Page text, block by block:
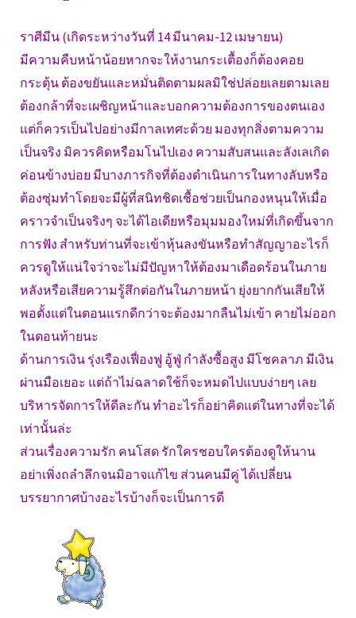
ราศีมีน (เกิดระหว่างวันที่ 14 มีนาคม-12 เมษายน)
มีความคืบหน้าน้อยหากจะให้งานกระเตื้องก็ต้องคอย
กระตุ้น ต้องขยันและหมั่นติดตามผลมิใช่ปล่อยเลยตามเลย
ต้องกล้าที่จะเผชิญหน้าและบอกความต้องการของตนเอง
แต่ก็ควรเป็นไปอย่างมีกาลเทศะด้วย มองทุกสิ่งตามความ
เป็นจริง มิควรคิดหรือมโนไปเอง ความสับสนและลังเลเกิด
ค่อนข้างบ่อย มีบางภารกิจที่ต้องดำเนินการในทางลับหรือ
ต้องซุ่มทำโดยจะมีผู้ที่สนิทชิดเชื้อช่วยเป็นกองหนุนให้เมื่อ
คราวจำเป็นจริงๆ จะได้ไอเดียหรือมุมมองใหม่ที่เกิดขึ้นจาก
การฟัง สำหรับท่านที่จะเข้าหุ้นลงขันหรือทำสัญญาอะไรก็
ควรดูให้แน่ใจว่าจะไม่มีปัญหาให้ต้องมาเดือดร้อนในภาย
หลังหรือเสียความรู้สึกต่อกันในภายหน้า ยุ่งยากกันเสียให้
พอตั้งแต่ในตอนแรกดีกว่าจะต้องมากลืนไม่เข้า คายไม่ออก
ในตอนท้ายนะ
ด้านการเงิน รุ่งเรืองเฟื่องฟู อู้ฟู่ กำลังซื้อสูง มีโชคลาภ มีเงิน
ผ่านมือเยอะ แต่ถ้าไม่ฉลาดใช้ก็จะหมดไปแบบง่ายๆ เลย
บริหารจัดการให้ดีละกัน ทำอะไรก็อย่าคิดแต่ในทางที่จะได้
เท่านั้นล่ะ
ส่วนเรื่องความรัก คนโสด รักใครชอบใครต้องดูให้นาน
อย่าเพิ่งถลำลึกจนมิอาจแก้ไข ส่วนคนมีคู่ ได้เปลี่ยน
บรรยากาศบ้างอะไรบ้างก็จะเป็นการดี